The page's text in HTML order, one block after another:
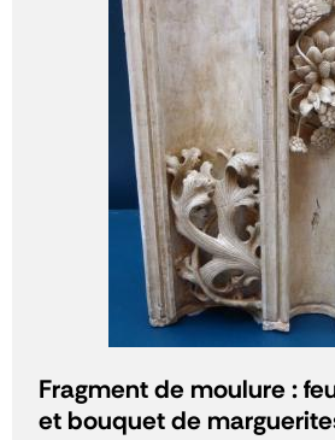
Fragment de moulure :
et bouquet de